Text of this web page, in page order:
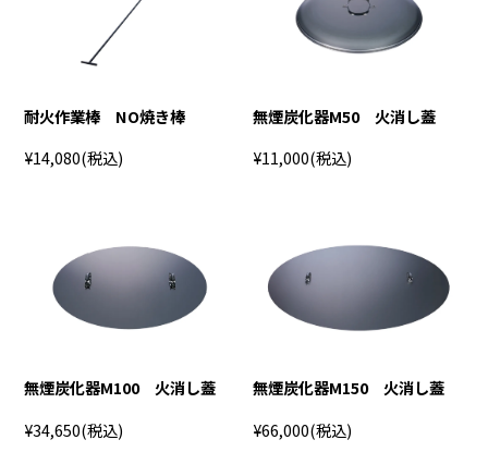
耐火作業棒 NO焼き棒
¥14,080(税込)
無煙炭化器M50 火消し蓋
¥11,000(税込)
無煙炭化器M100 火消し蓋
¥34,650(税込)
無煙炭化器M150 火消し蓋
¥66,000(税込)